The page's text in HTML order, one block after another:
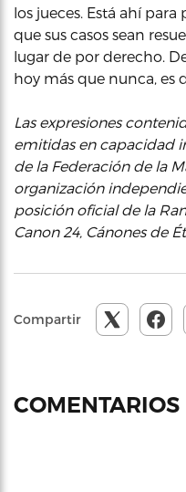
los jueces. Está ahí
que sus casos sean
lugar de por derecho.
hoy más que nunca, es
Las expresiones
emitidas en capacidad
de la Federación de la
organización
posición oficial de la
Canon 24, Cánones de
Compartir
COMENTARIOS